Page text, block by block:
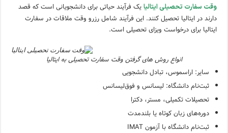
وقت سفارت تحصیلی ایتالیا یک فرآیند حیاتی برای دانشجویانی است که قصد
دارند در ایتالیا تحصیل کنند. این فرآیند شامل رزرو وقت ملاقات در سفارت
ایتالیا برای درخواست ویزای تحصیلی است.
انواع روش های گرفتن وقت سفارت تحصیلی به ایتالیا
سایر: اراسموس، تبادل دانشجویی
ثبت‌نام دانشگاه: لیسانس و فوق‌لیسانس
تحصیلات تکمیلی، مستر، دکترا
دوره‌های زبان کوتاه یا بلندمدت
ثبت‌نام دانشگاه با آزمون IMAT